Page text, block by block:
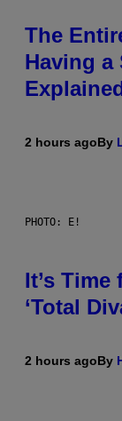
The
Having a
2 hours agoBy
PHOTO: E!
It’s
‘Total
2 hours agoBy